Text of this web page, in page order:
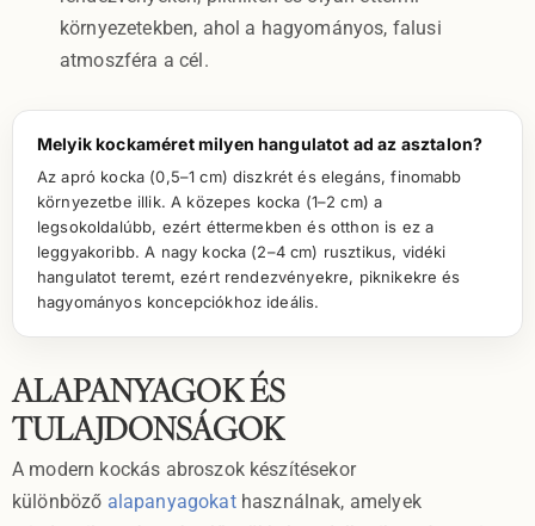
környezetekben, ahol a hagyományos, falusi
atmoszféra a cél.
Melyik kockaméret milyen hangulatot ad az asztalon?
Az apró kocka (0,5–1 cm) diszkrét és elegáns, finomabb
környezetbe illik. A közepes kocka (1–2 cm) a
legsokoldalúbb, ezért éttermekben és otthon is ez a
leggyakoribb. A nagy kocka (2–4 cm) rusztikus, vidéki
hangulatot teremt, ezért rendezvényekre, piknikekre és
hagyományos koncepciókhoz ideális.
ALAPANYAGOK ÉS
TULAJDONSÁGOK
A modern kockás abroszok készítésekor
különböző alapanyagokathasználnak, amelyek